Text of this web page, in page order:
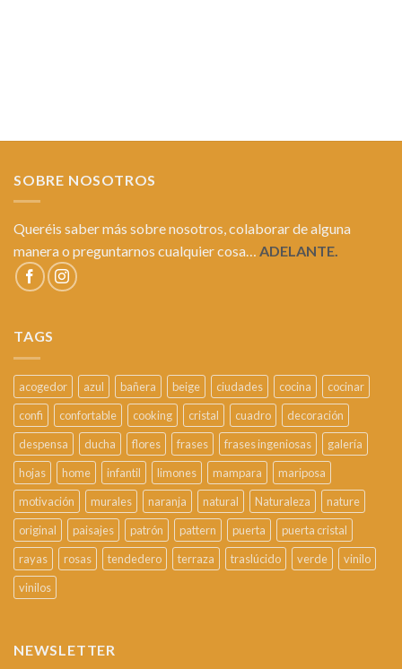
SOBRE NOSOTROS
Queréis saber más sobre nosotros, colaborar de alguna
manera o preguntarnos cualquier cosa… ADELANTE.
TAGS
acogedor azul bañera beige ciudades cocina
cocinar
confi
confortable cooking cristal cuadro
decoración
despensa
ducha flores frases frases ingeniosas
galería
hojas
home infantil limones mampara
mariposa
motivación
murales naranja natural Naturaleza
nature
original
paisajes patrón pattern puerta
puerta cristal
rayas
rosas tendedero terraza traslúcido verde
vinilo
vinilos
NEWSLETTER